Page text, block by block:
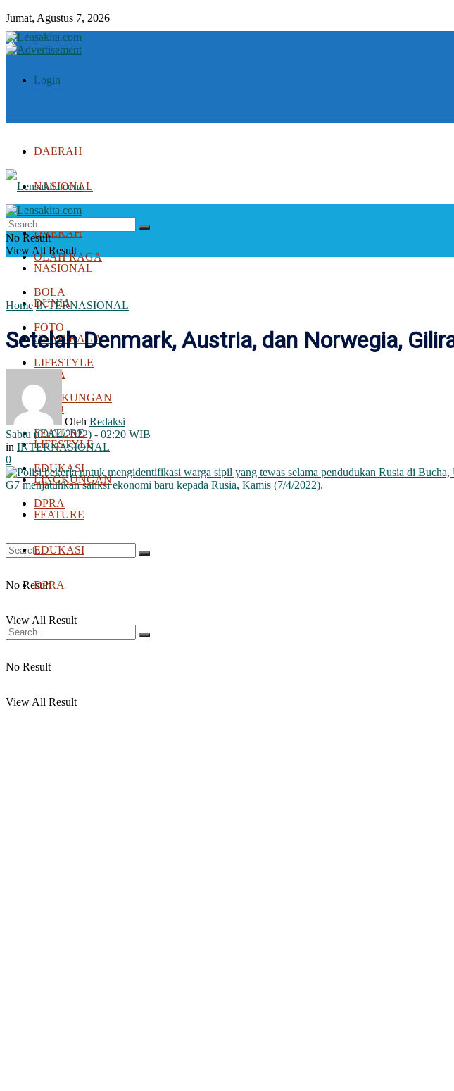
Jumat, Agustus 7, 2026
Login
DAERAH
NASIONAL
DUNIA
OLAH RAGA
BOLA
FOTO
LIFESTYLE
LINGKUNGAN
FEATURE
EDUKASI
DPRA
No Result
View All Result
DAERAH
NASIONAL
DUNIA
OLAH RAGA
BOLA
FOTO
LIFESTYLE
LINGKUNGAN
FEATURE
EDUKASI
DPRA
No Result
View All Result
No Result
View All Result
Home INTERNASIONAL
Setelah Denmark, Austria, dan Norwegia,
Oleh Redaksi
Sabtu (09/04/2022) - 02:20 WIB
in INTERNASIONAL
0